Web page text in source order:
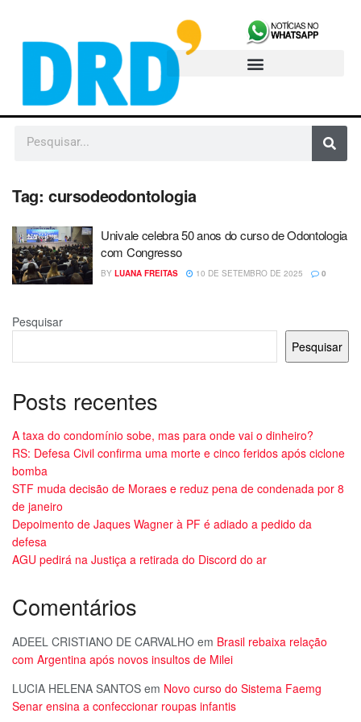
Tag: cursodeodontologia
Univale celebra 50 anos do curso de Odontologia
com Congresso
BY LUANA FREITAS 10 DE SETEMBRO DE 2025 0
Pesquisar
Pesquisar
Posts recentes
A taxa do condomínio sobe, mas para onde vai o dinheiro?
RS: Defesa Civil confirma uma morte e cinco feridos após ciclone
bomba
STF muda decisão de Moraes e reduz pena de condenada por 8
de janeiro
Depoimento de Jaques Wagner à PF é adiado a pedido da
defesa
AGU pedirá na Justiça a retirada do Discord do ar
Comentários
ADEEL CRISTIANO DE CARVALHO em Brasil rebaixa relação
com Argentina após novos insultos de Milei
LUCIA HELENA SANTOS em Novo curso do Sistema Faemg
Senar ensina a confeccionar roupas infantis